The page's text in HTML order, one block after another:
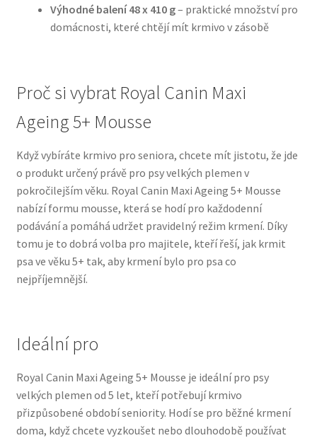
Pamlsky pro psy
Ortopedické pelíšky
Přepravky pro psy
Purizon pro psy — Vysoký obsah masa, bez obilovin
Royal Canin pro psy
Veterinární dieta pro psy
Vodítka a obojky
Výhodné balení 48 x 410 g– praktické množství pro
domácnosti, které chtějí mít krmivo v zásobě
Proč si vybrat Royal Canin Maxi
Ageing 5+ Mousse
Když vybíráte krmivo pro seniora, chcete mít jistotu, že jde
o produkt určený právě pro psy velkých plemen v
pokročilejším věku. Royal Canin Maxi Ageing 5+ Mousse
nabízí formu mousse, která se hodí pro každodenní
podávání a pomáhá udržet pravidelný režim krmení. Díky
tomu je to dobrá volba pro majitele, kteří řeší, jak krmit
psa ve věku 5+ tak, aby krmení bylo pro psa co
nejpříjemnější.
Ideální pro
Royal Canin Maxi Ageing 5+ Mousse je ideální pro psy
velkých plemen od 5 let, kteří potřebují krmivo
přizpůsobené období seniority. Hodí se pro běžné krmení
doma, když chcete vyzkoušet nebo dlouhodobě používat